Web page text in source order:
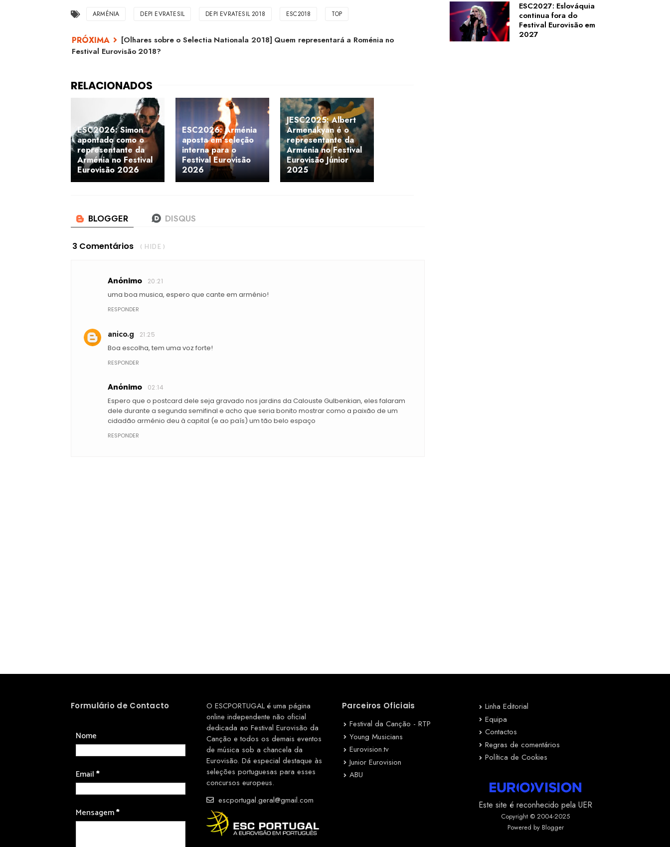
ARMÉNIA DEPI EVRATESIL DEPI EVRATESIL 2018 ESC2018 TOP
[Olhares sobre o Selectia Nationala 2018] Quem representará a Roménia no
Festival Eurovisão 2018?
ESC2026: Simon
apontado como o
representante da
Arménia no Festival
Eurovisão 2026
ESC2026: Arménia
aposta em seleção
interna para o
Festival Eurovisão
2026
JESC2025: Albert
Armenakyan é o
representante da
Arménia no Festival
Eurovisão Júnior
2025
3 Comentários ( HIDE )
Anónimo 20:21
uma boa musica, espero que cante em arménio!
RESPONDER
anico.g 21:25
Boa escolha, tem uma voz forte!
RESPONDER
Anónimo 02:14
Espero que o postcard dele seja gravado nos jardins da Calouste Gulbenkian, eles falaram
dele durante a segunda semifinal e acho que seria bonito mostrar como a paixão de um
cidadão arménio deu à capital (e ao país) um tão belo espaço
RESPONDER
ESC2027: Eslováquia
continua fora do
Festival Eurovisão em
2027
Formulário de Contacto
Nome
Email*
Mensagem*
O ESCPORTUGAL é uma página
online independente não oficial
dedicada ao Festival Eurovisão da
Canção e todos os demais eventos
de música sob a chancela da
Eurovisão. Dá especial destaque às
seleções portuguesas para esses
concursos europeus.
escportugal.geral@gmail.com
Parceiros Oficiais
Festival da Canção - RTP
Young Musicians
Eurovision.tv
Junior Eurovision
ABU
Linha Editorial
Equipa
Contactos
Regras de comentários
Política de Cookies
Este site é reconhecido pela UER
Copyright © 2004-2025
Powered by Blogger